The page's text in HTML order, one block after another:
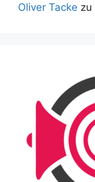
Oliver Tacke zu